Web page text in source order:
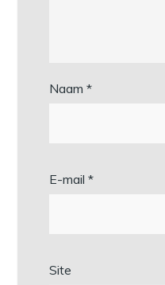
Naam*
E-mail*
Site